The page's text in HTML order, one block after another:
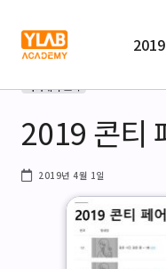
아카데미 소식
2019 콘티
2019년 4월 1일